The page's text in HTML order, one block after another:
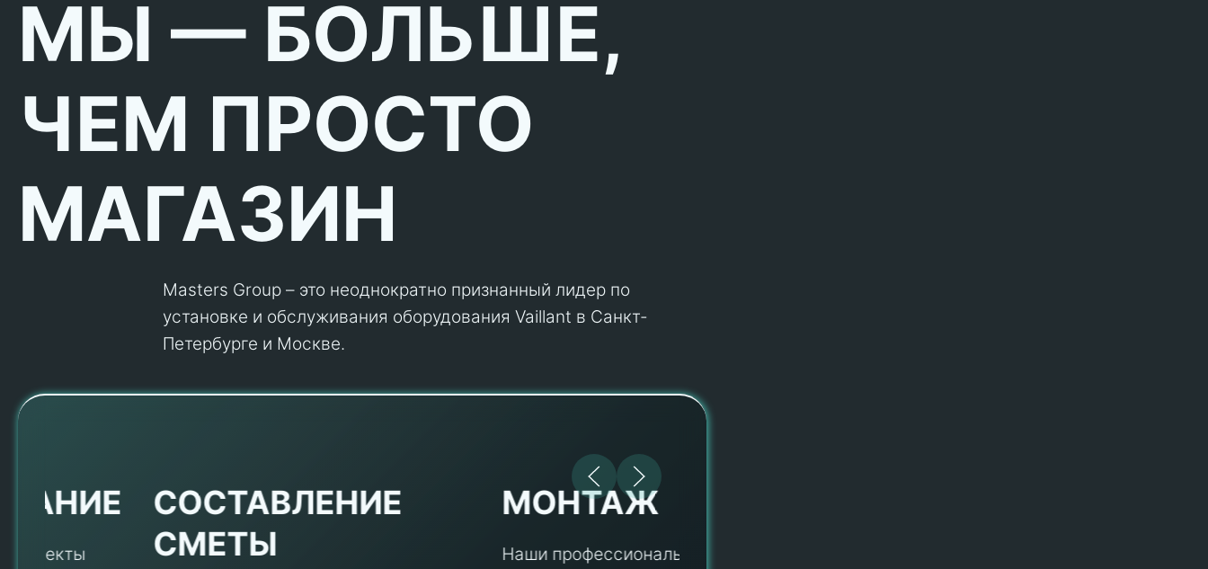
МЫ — БОЛЬШЕ,
ЧЕМ ПРОСТО
МАГАЗИН
Masters Group – это неоднократно признанный лидер по
установке и обслуживания оборудования Vaillant в Санкт-
Петербурге и Москве.
СОСТАВЛЕНИЕ
СМЕТЫ
МОНТАЖ
Наши профессионалы